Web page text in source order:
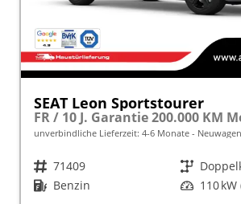
SEAT Leon Sportstourer
unverbindliche Lieferzeit: 4-6 Monate
Fahrzeugnr. 71409 Getriebe
Kraftstoff Benzin Leistung 110 kW